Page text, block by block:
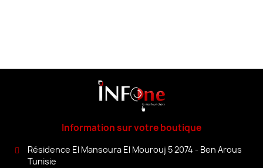
Information sur votre boutique
Résidence El Mansoura El Mourouj 5 2074 - Ben Arous
Tunisie